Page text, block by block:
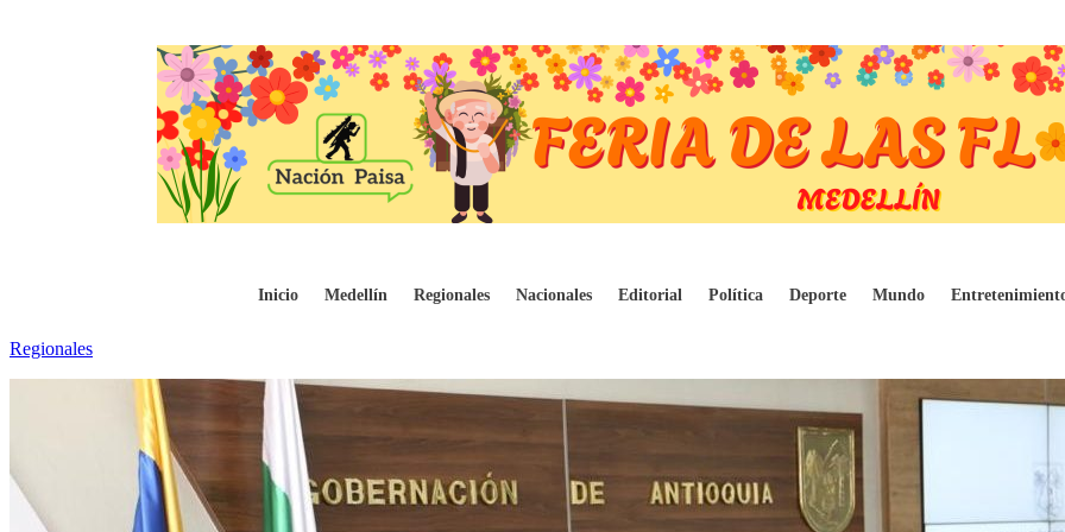
Inicio Medellín Regionales Nacionales Editorial Política Deporte Mundo
El escenario que hoy presenta el Covid 19 en Antioquia permite flexibilizar las
Regionales